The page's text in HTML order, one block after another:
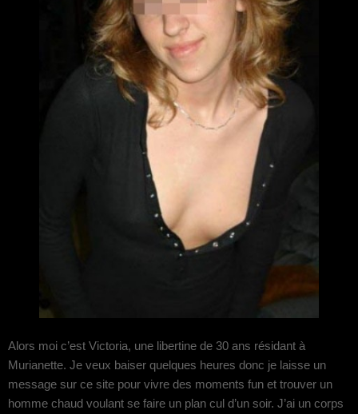
Alors moi c’est Victoria, une libertine de 30 ans résidant à
Murianette. Je veux baiser quelques heures donc je laisse un
message sur ce site pour vivre des moments fun et trouver un
homme chaud voulant se faire un plan cul d’un soir. J’ai un corps